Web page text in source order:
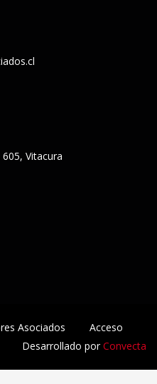
Vitacura
Asociados
Acceso
Desarrollado porConvecta